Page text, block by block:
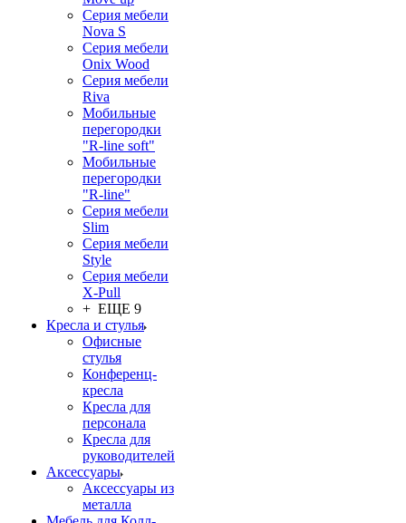
Серия мебели
Nova S
Серия мебели
Onix Wood
Серия мебели
Riva
Мобильные
перегородки
"R-line soft"
Мобильные
перегородки
"R-line"
Серия мебели
Slim
Серия мебели
Style
Серия мебели
X-Pull
+ ЕЩЕ 9
Кресла и стулья
Офисные
стулья
Конференц-
кресла
Кресла для
персонала
Кресла для
руководителей
Аксессуары
Аксессуары из
металла